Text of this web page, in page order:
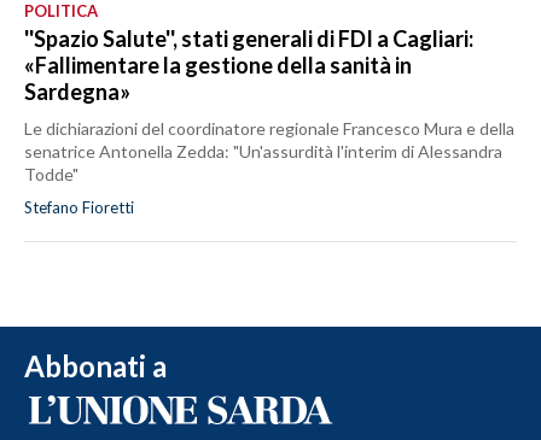
POLITICA
''Spazio Salute'', stati generali di FDI a Cagliari:
«Fallimentare la gestione della sanità in
Sardegna»
Le dichiarazioni del coordinatore regionale Francesco Mura e della
senatrice Antonella Zedda: "Un'assurdità l'interim di Alessandra
Todde"
Stefano Fioretti
Abbonati a